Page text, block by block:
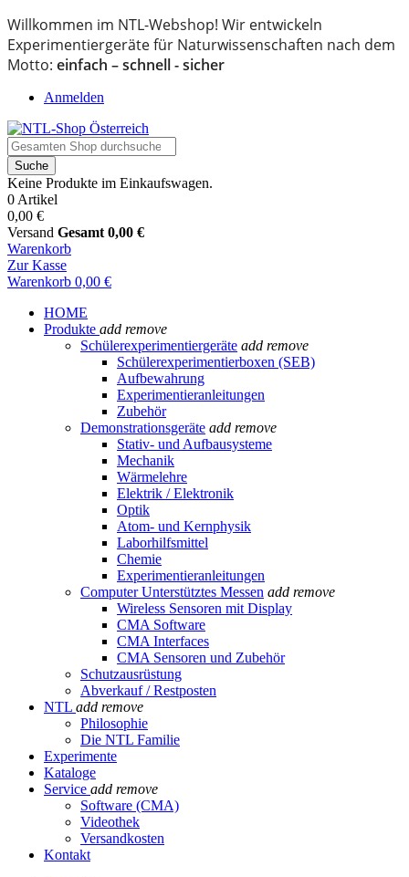
Willkommen im NTL-Webshop! Wir entwickeln
Experimentiergeräte für Naturwissenschaften nach dem
Motto: einfach – schnell - sicher
Anmelden
Suche
Keine Produkte im Einkaufswagen.
0 Artikel
0,00 €
Versand Gesamt 0,00 €
Warenkorb
Zur Kasse
Warenkorb 0,00 €
HOME
Produkte add remove
Schülerexperimentiergeräte add remove
Schülerexperimentierboxen (SEB)
Aufbewahrung
Experimentieranleitungen
Zubehör
Demonstrationsgeräte add remove
Stativ- und Aufbausysteme
Mechanik
Wärmelehre
Elektrik / Elektronik
Optik
Atom- und Kernphysik
Laborhilfsmittel
Chemie
Experimentieranleitungen
Computer Unterstütztes Messen add remove
Wireless Sensoren mit Display
CMA Software
CMA Interfaces
CMA Sensoren und Zubehör
Schutzausrüstung
Abverkauf / Restposten
NTL add remove
Philosophie
Die NTL Familie
Experimente
Kataloge
Service add remove
Software (CMA)
Videothek
Versandkosten
Kontakt